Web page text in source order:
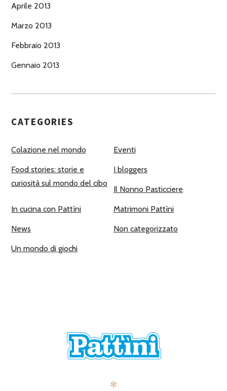
Aprile 2013
Marzo 2013
Febbraio 2013
Gennaio 2013
CATEGORIES
Colazione nel mondo Eventi
Food stories: storie e
curiosità sul mondo del cibo
I bloggers
Il Nonno Pasticciere
In cucina con Pattìni Matrimoni Pattìni
News Non categorizzato
Un mondo di giochi
✻